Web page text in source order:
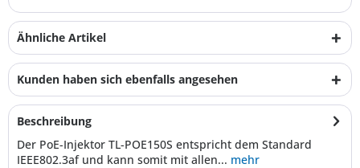
Ähnliche Artikel
Kunden haben sich ebenfalls angesehen
Beschreibung
Der PoE-Injektor TL-POE150S entspricht dem Standard
IEEE802.3af und kann somit mit allen... mehr